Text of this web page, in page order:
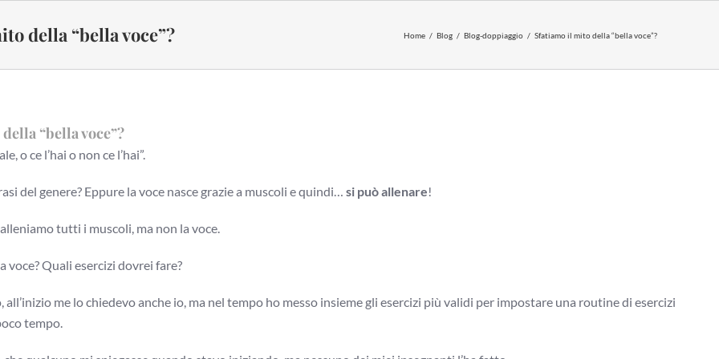
della “bella voce”? Home Blog Blog-doppiaggio Sfatiamo il mito della “bella voce”?
“bella voce”?
o ce l’hai o non ce l’hai”.
del genere? Eppure la voce nasce grazie a muscoli e quindi… si può allenare!
tutti i muscoli, ma non la voce.
voce? Quali esercizi dovrei fare?
all’inizio me lo chiedevo anche io, ma nel tempo ho messo insieme gli esercizi più validi per impostare una routine di esercizi
tempo.